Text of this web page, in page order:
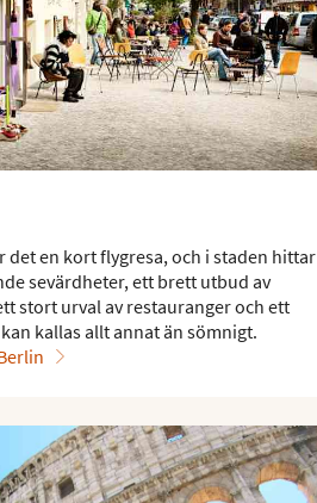
det en kort flygresa, och i staden hittar
sevärdheter, ett brett utbud av
stort urval av restauranger och ett
kallas allt annat än sömnigt.